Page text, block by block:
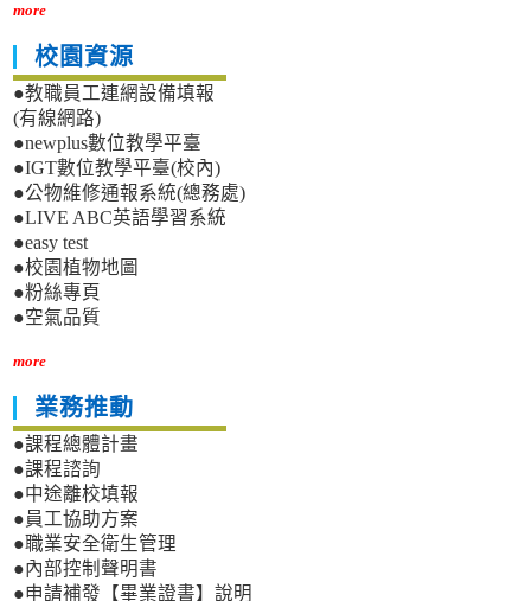
more
校園資源
●教職員工連網設備填報
(有線網路)
●newplus數位教學平臺
●IGT數位教學平臺(校內)
●公物維修通報系統(總務處)
●LIVE ABC英語學習系統
●easy test
●校園植物地圖
●粉絲專頁
●空氣品質
more
業務推動
●課程總體計畫
●課程諮詢
●中途離校填報
●員工協助方案
●職業安全衛生管理
●內部控制聲明書
●申請補發【畢業證書】說明